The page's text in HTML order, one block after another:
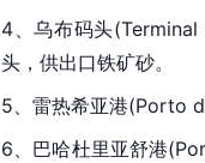
4、乌布码头
头，供出口铁矿砂。
5、雷热希亚港(Porto
6、巴哈杜里亚舒港